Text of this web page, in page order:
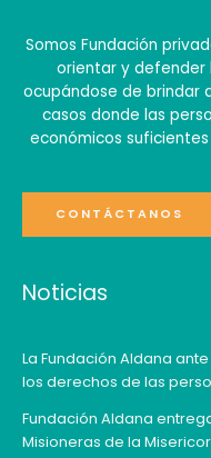
Somos Fundación
orientar y defender
ocupándose de brindar
casos donde las
económicos
CONTÁCTANOS
Noticias
La Fundación Aldana
los derechos de las
Fundación Aldana
Misioneras de la